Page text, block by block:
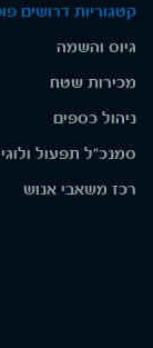
קטגוריות דרושים
גיוס והשמה
מכירות שטח
ניהול כספים
סמנכ"ל תפעול
רכז משאבי אנוש